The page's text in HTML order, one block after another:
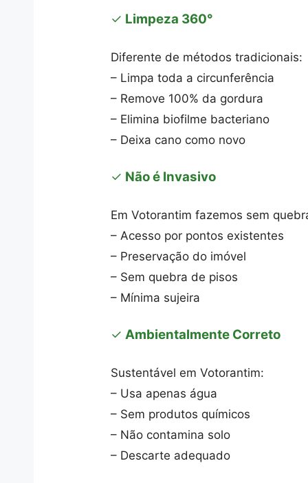
✓ Limpeza 360°
Diferente de métodos tradicionais:
– Limpa toda a circunferência
– Remove 100% da gordura
– Elimina biofilme bacteriano
– Deixa cano como novo
✓ Não é Invasivo
Em Votorantim fazemos sem
– Acesso por pontos existentes
– Preservação do imóvel
– Sem quebra de pisos
– Mínima sujeira
✓Ambientalmente Correto
Sustentável em Votorantim:
– Usa apenas água
– Sem produtos químicos
– Não contamina solo
– Descarte adequado